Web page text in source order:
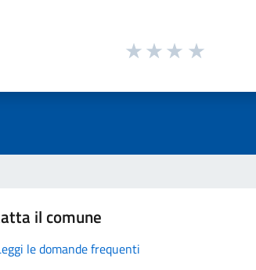
il comune
le domande frequenti